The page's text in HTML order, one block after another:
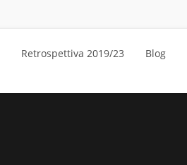
Retrospettiva 2019/23 Blog